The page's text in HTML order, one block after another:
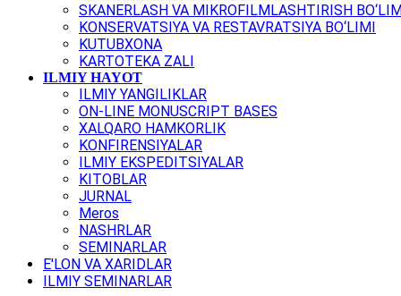
SKANERLASH VA MIKROFILMLASHTIRISH
KONSERVATSIYA VA RESTAVRATSIYA BO‘LIMI
KUTUBXONA
KARTOTEKA ZALI
ILMIY HAYOT
ILMIY YANGILIKLAR
ON-LINE MONUSCRIPT BASES
XALQARO HAMKORLIK
KONFIRENSIYALAR
ILMIY EKSPEDITSIYALAR
KITOBLAR
JURNAL
Meros
NASHRLAR
SEMINARLAR
E'LON VA XARIDLAR
ILMIY SEMINARLAR